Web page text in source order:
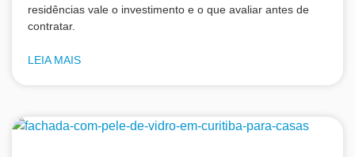
residências vale o investimento e o que avaliar antes de
contratar.
LEIA MAIS